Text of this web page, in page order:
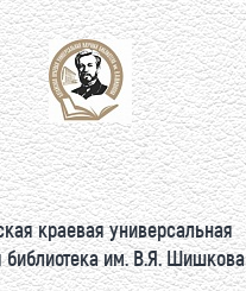
краевая универсальная
библиотека им. В.Я. Шишкова